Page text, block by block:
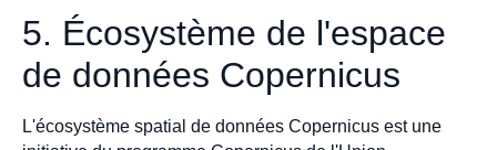
5. Écosystème de l'espace
de données Copernicus
L'écosystème spatial de données Copernicus est une